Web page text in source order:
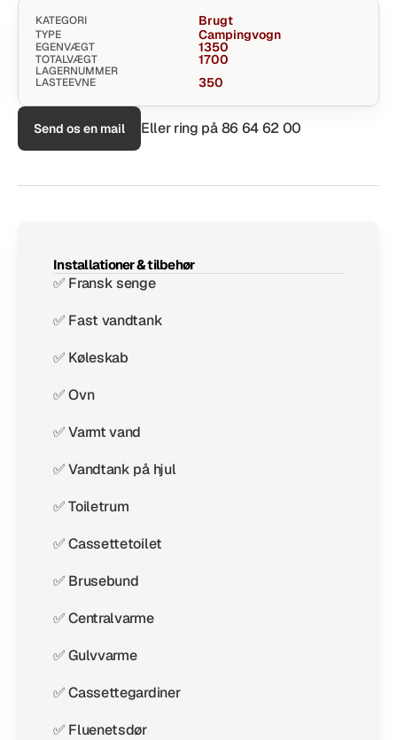
KATEGORI Brugt
TYPE Campingvogn
EGENVÆGT 1350
TOTALVÆGT 1700
LAGERNUMMER
LASTEEVNE
350
Send os en mail Eller ring på 86 64 62 00
Installationer & tilbehør
✅ Fransk senge
✅ Fast vandtank
✅ Køleskab
✅ Ovn
✅ Varmt vand
✅ Vandtank på hjul
✅ Toiletrum
✅ Cassettetoilet
✅ Brusebund
✅ Centralvarme
✅ Gulvvarme
✅ Cassettegardiner
✅ Fluenetsdør